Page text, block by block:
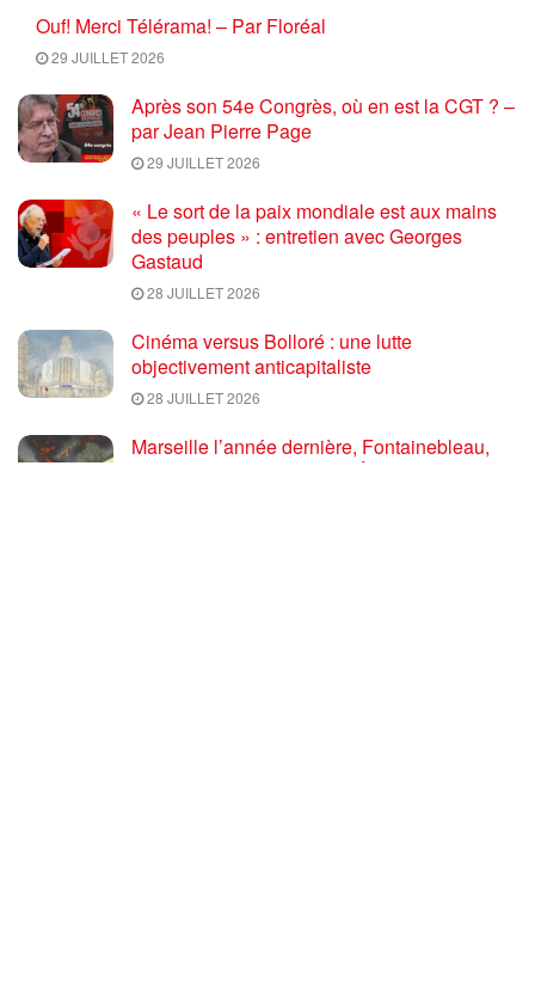
Ouf! Merci Télérama! – Par Floréal
29 JUILLET 2026
Après son 54e Congrès, où en est la CGT ? –
par Jean Pierre Page
29 JUILLET 2026
« Le sort de la paix mondiale est aux mains
des peuples » : entretien avec Georges
Gastaud
28 JUILLET 2026
Cinéma versus Bolloré : une lutte
objectivement anticapitaliste
28 JUILLET 2026
Marseille l’année dernière, Fontainebleau,
Arcachon, la Drôme et les Écrins cette année